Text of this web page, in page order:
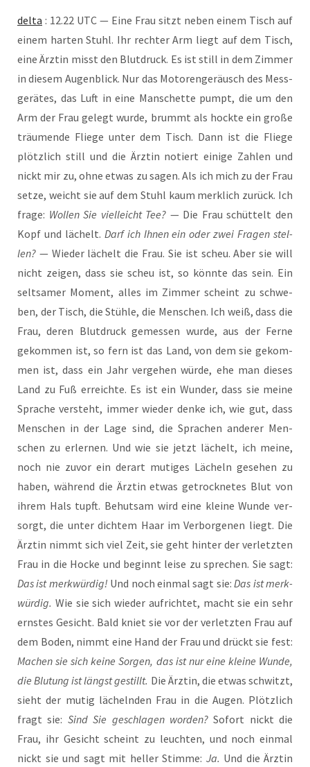
del­ta : 12.22 UTC — Eine Frau sitzt neben einem Tisch auf
einem har­ten Stuhl. Ihr rech­ter Arm liegt auf dem Tisch,
eine Ärz­tin misst den Blut­druck. Es ist still in dem Zim­mer
in die­sem Augen­blick. Nur das Moto­ren­ge­räusch des Mess­
ge­rä­tes, das Luft in eine Man­schet­te pumpt, die um den
Arm der Frau gelegt wur­de, brummt als hock­te ein gro­ße
träu­men­de Flie­ge unter dem Tisch. Dann ist die Flie­ge
plötz­lich still und die Ärz­tin notiert eini­ge Zah­len und
nickt mir zu, ohne etwas zu sagen. Als ich mich zu der Frau
set­ze, weicht sie auf dem Stuhl kaum merk­lich zurück. Ich
fra­ge: Wol­len Sie viel­leicht Tee? — Die Frau schüt­telt den
Kopf und lächelt. Darf ich Ihnen ein oder zwei Fra­gen stel­
len? — Wie­der lächelt die Frau. Sie ist scheu. Aber sie will
nicht zei­gen, dass sie scheu ist, so könn­te das sein. Ein
selt­sa­mer Moment, alles im Zim­mer scheint zu schwe­
ben, der Tisch, die Stüh­le, die Men­schen. Ich weiß, dass die
Frau, deren Blut­druck gemes­sen wur­de, aus der Fer­ne
gekom­men ist, so fern ist das Land, von dem sie gekom­
men ist, dass ein Jahr ver­ge­hen wür­de, ehe man die­ses
Land zu Fuß erreich­te. Es ist ein Wun­der, dass sie mei­ne
Spra­che ver­steht, immer wie­der den­ke ich, wie gut, dass
Men­schen in der Lage sind, die Spra­chen ande­rer Men­
schen zu erler­nen. Und wie sie jetzt lächelt, ich mei­ne,
noch nie zuvor ein der­art muti­ges Lächeln gese­hen zu
haben, wäh­rend die Ärz­tin etwas getrock­ne­tes Blut von
ihrem Hals tupft. Behut­sam wird eine klei­ne Wun­de ver­
sorgt, die unter dich­tem Haar im Ver­bor­ge­nen liegt. Die
Ärz­tin nimmt sich viel Zeit, sie geht hin­ter der ver­letz­ten
Frau in die Hocke und beginnt lei­se zu spre­chen. Sie sagt:
Das ist merk­wür­dig! Und noch ein­mal sagt sie:Das ist merk­
wür­dig. Wie sie sich wie­der auf­rich­tet, macht sie ein sehr
erns­tes Gesicht. Bald kniet sie vor der ver­letz­ten Frau auf
dem Boden, nimmt eine Hand der Frau und drückt sie fest:
Machen sie sich kei­ne Sor­gen, das ist nur eine klei­ne Wun­de,
die Blu­tung ist längst gestillt. Die Ärz­tin, die etwas schwitzt,
sieht der mutig lächeln­den Frau in die Augen. Plötz­lich
fragt sie: Sind Sie geschla­gen wor­den?Sofort nickt die
Frau, ihr Gesicht scheint zu leuch­ten, und noch ein­mal
nickt sie und sagt mit hel­ler Stim­me: Ja. Und die Ärz­tin